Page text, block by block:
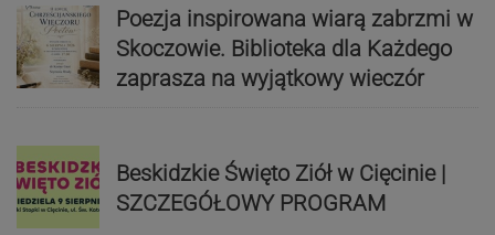
Poezja inspirowana wiarą zabrzmi w
Skoczowie. Biblioteka dla Każdego
zaprasza na wyjątkowy wieczór
Beskidzkie Święto Ziół w Cięcinie |
SZCZEGÓŁOWY PROGRAM